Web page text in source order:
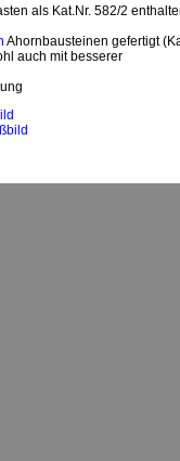
als Kat.Nr. 582/2
Ahornbausteinen gefertigt
auch mit besserer